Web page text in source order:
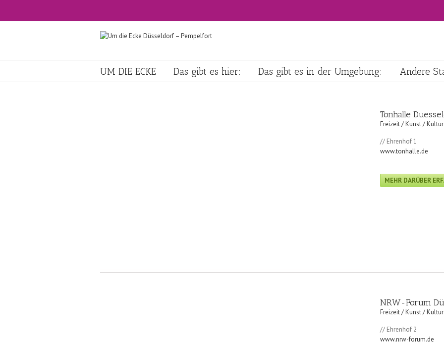
UM DIE ECKE Das gibt es hier: Das gibt es in der Umgebung: Andere
Tonhalle
Freizeit / Kunst / Kultur
// Ehrenhof 1
www.tonhalle.de
MEHR DARÜBER
NRW-Forum
Freizeit / Kunst / Kultur
// Ehrenhof 2
www.nrw-forum.de